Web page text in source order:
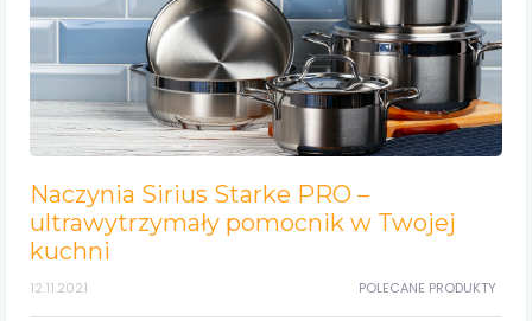
Naczynia Sirius Starke PRO –
ultrawytrzymały pomocnik w Twojej
kuchni
POLECANE PRODUKTY
12.11.2021